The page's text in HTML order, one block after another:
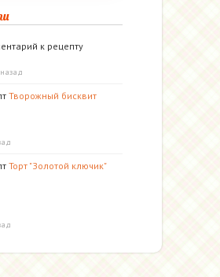
к рецепту
Творожный бисквит
Торт "Золотой ключик"